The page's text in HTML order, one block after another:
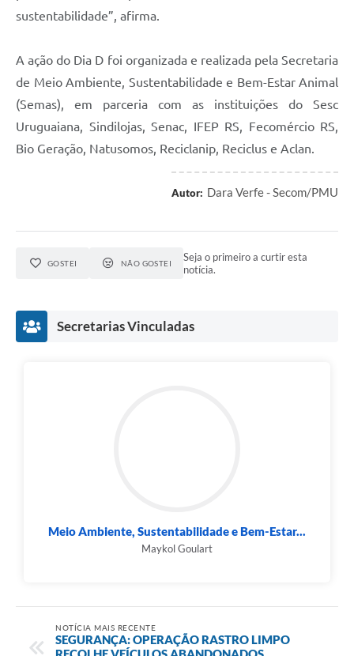
sustentabilidade”, afirma.
A ação do Dia D foi organizada e realizada pela Secretaria
de Meio Ambiente, Sustentabilidade e Bem-Estar Animal
(Semas), em parceria com as instituições do Sesc
Uruguaiana, Sindilojas, Senac, IFEP RS, Fecomércio RS,
Bio Geração, Natusomos, Reciclanip, Reciclus e Aclan.
Autor: Dara Verfe - Secom/PMU
GOSTEI NÃO GOSTEI
Seja o primeiro a curtir esta
notícia.
Secretarias Vinculadas
Meio Ambiente, Sustentabilidade e Bem-Estar...
Maykol Goulart
NOTÍCIA MAIS RECENTE
SEGURANÇA: OPERAÇÃO RASTRO LIMPO